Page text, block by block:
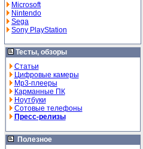
Microsoft
Nintendo
Sega
Sony PlayStation
Тесты, обзоры
Статьи
Цифровые камеры
Mp3-плееры
Карманные ПК
Ноутбуки
Сотовые телефоны
Пресс-релизы
Полезное